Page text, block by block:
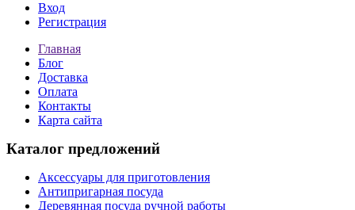
Вход
Регистрация
Главная
Блог
Доставка
Оплата
Контакты
Карта сайта
Каталог предложений
Аксессуары для приготовления
Антипригарная посуда
Деревянная посуда ручной работы